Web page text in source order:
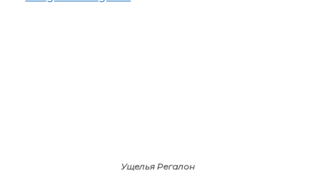
Ущелья Регалон